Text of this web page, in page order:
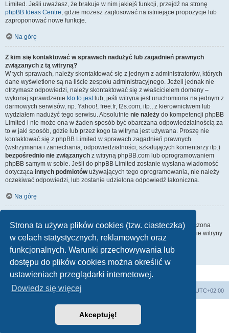
Strona ta używa plików cookies (tzw. ciasteczka)
w celach statystycznych, reklamowych oraz
funkcjonalnych. Warunki przechowywania lub
dostępu do plików cookies można określić w
ustawieniach przeglądarki internetowej.
Dowiedz się więcej
Akceptuję!
Limited. Jeśli uważasz, że brakuje w nim jakiejś funkcji, przejdź na stronę
phpBB Ideas Centre, gdzie możesz zagłosować na istniejące propozycje lub
zaproponować nowe funkcje.
Na górę
Z kim się kontaktować w sprawach nadużyć lub zagadnień prawnych
związanych z tą witryną?
W tych sprawach, należy skontaktować się z jednym z administratorów, których
dane wyświetlone są na liście zespołu administracyjnego. Jeżeli jednak nie
otrzymasz odpowiedzi, należy skontaktować się z właścicielem domeny –
wykonaj sprawdzenie kto to jestlub, jeśli witryna jest uruchomiona na jednym z
darmowych serwisów, np. Yahoo!, free.fr, f2s.com, itp., z kierownictwem lub
wydziałem nadużyć tego serwisu. Absolutnie nie należy do kompetencji phpBB
Limited i nie może ona w żaden sposób być obarczana odpowiedzialnością za
to w jaki sposób, gdzie lub przez kogo ta witryna jest używana. Proszę nie
kontaktować się z phpBB Limited w sprawach zagadnień prawnych
(wstrzymania i zaniechania, odpowiedzialności, szkalujących komentarzy itp.)
bezpośrednio nie związanych z witryną phpBB.com lub oprogramowaniem
phpBB samym w sobie. Jeśli do phpBB Limited zostanie wysłana wiadomość
dotycząca innych podmiotówużywających tego oprogramowania, nie należy
oczekiwać odpowiedzi, lub zostanie udzielona odpowiedź lakoniczna.
Na górę
Wszyscy użytkownicy witryny mogą używać – jeśli funkcja ta jest włączona
przez administratora witryny – formularza „Kontakt z nami”. Członkowie witryny
mogą także używać odnośnika „Zespół administracyjny”.
Na górę
Strona domowa Strona główna UTC+02:00
Polski pakiet językowy dostarcza